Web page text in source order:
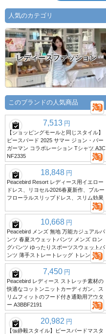
人気のカテゴリ
レディースファッション
このブランドの人気商品
7,513 円
【ショッピングモールと同じスタイル】
ピースバード 2025 サマー ジョン・バー
ガーマン コラボレーション Tシャツ A3C
NF2335
18,848 円
Peacebird Resort レディース用イエロー
ドレス、リヨセル2026春夏新作、ブルー
フローラルスリップドレス、スリム効果
10,668 円
Peacebird メンズ 無地 万能カジュアルパ
ンツ 春夏スウェットパンツ メンズ ロン
グパンツ ゆったりスポーツスウェットパ
ンツ 薄手ストレートレッグ トレンディ
7,450 円
Peacebird レディース ストレッチ素材の
快適なコットンニットカーディガン、ス
リムフィットのフード付き通勤用アウタ
ー A3BBF2191
20,982 円
【張静毅スタイル】ピースバードマスタ